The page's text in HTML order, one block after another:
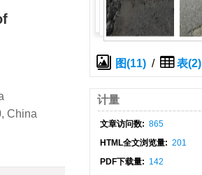
China
图(11) / 表(2)
计量
文章访问数: 865
HTML全文浏览量: 201
PDF下载量: 142